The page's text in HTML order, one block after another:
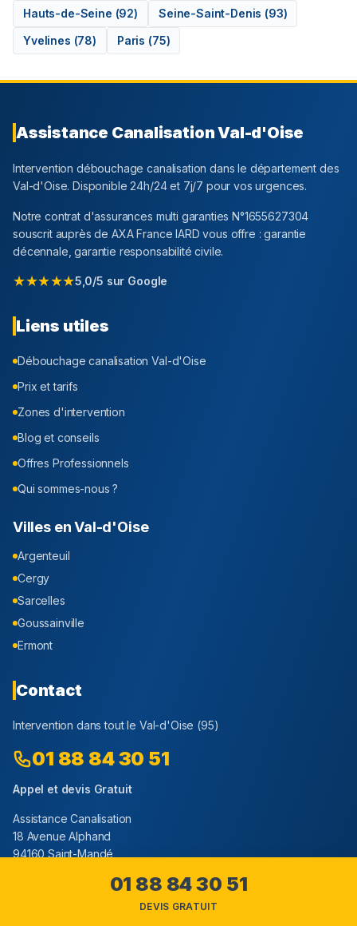
Hauts-de-Seine (92) Seine-Saint-Denis (93)
Yvelines (78) Paris (75)
Assistance CanalisationVal-d'Oise
Intervention débouchage canalisation dans le département des
Val-d'Oise. Disponible 24h/24 et 7j/7 pour vos urgences.
Notre contrat d'assurances multi garanties N°1655627304
souscrit auprès de AXA France IARD vous offre : garantie
décennale, garantie responsabilité civile.
★★★★★5,0/5 sur Google
Liens utiles
Débouchage canalisationVal-d'Oise
Prix et tarifs
Zones d'intervention
Blog et conseils
Offres Professionnels
Qui sommes-nous ?
Villes enVal-d'Oise
Argenteuil
Cergy
Sarcelles
Goussainville
Ermont
Contact
Intervention dans tout le Val-d'Oise (95)
01 88 84 30 51
Appel et devis Gratuit
Assistance Canalisation
18 Avenue Alphand
94160 Saint-Mandé
01 88 84 30 51
DEVIS GRATUIT